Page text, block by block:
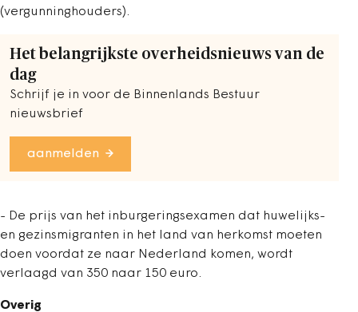
(vergunninghouders).
Het belangrijkste overheidsnieuws van de
dag
Schrijf je in voor de Binnenlands Bestuur
nieuwsbrief
aanmelden
- De prijs van het inburgeringsexamen dat huwelijks-
en gezinsmigranten in het land van herkomst moeten
doen voordat ze naar Nederland komen, wordt
verlaagd van 350 naar 150 euro.
Overig